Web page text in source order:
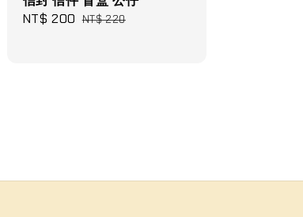
Sale
NT$ 200 Regular
NT$ 220